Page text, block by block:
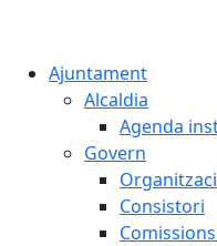
Ajuntament
Alcaldia
Agenda
Govern
Consistori